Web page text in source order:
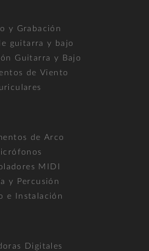
y Grabación
guitarra y bajo
Guitarra y Bajo
de Viento
de Arco
MIDI
y Percusión
e Instalación
Digitales